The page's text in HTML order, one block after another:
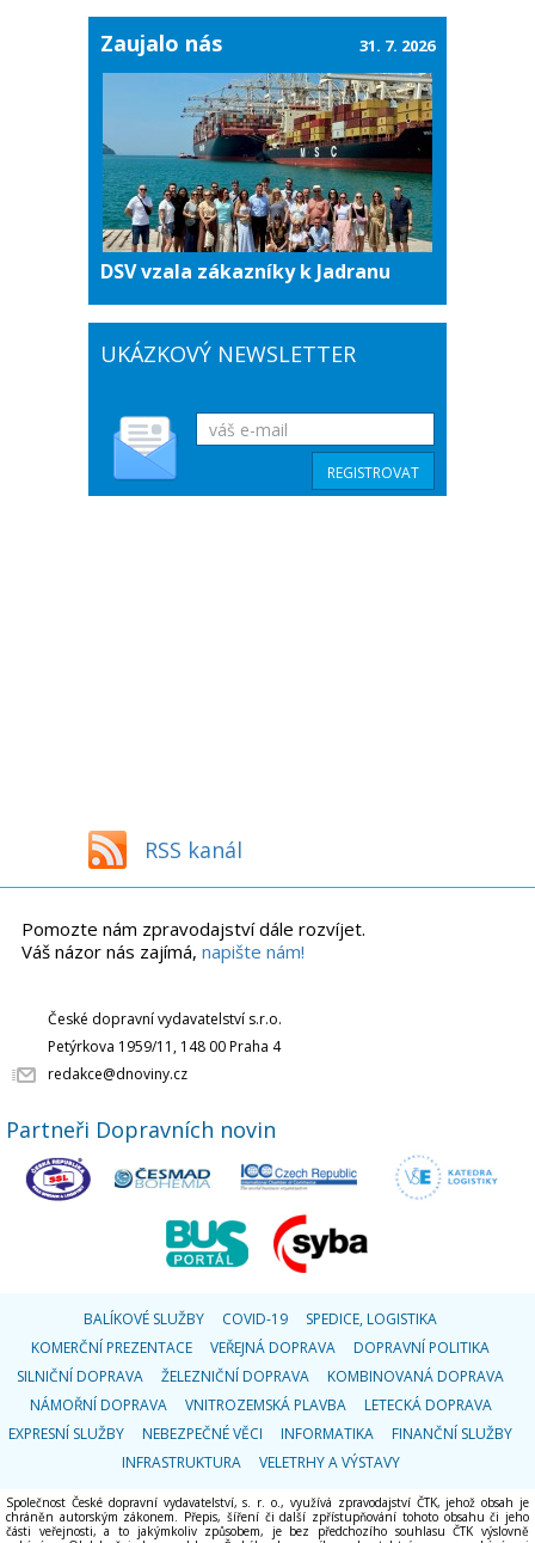
Zaujalo nás
DSV vzala zákazníky k Jadranu
31. 7. 2026
UKÁZKOVÝ NEWSLETTER
RSS kanál
Pomozte nám zpravodajství dále rozvíjet.
Váš názor nás zajímá, napište nám!
České dopravní vydavatelství s.r.o.
Petýrkova 1959/11, 148 00 Praha 4
redakce@dnoviny.cz
Partneři Dopravních novin
BALÍKOVÉ SLUŽBY COVID-19
SPEDICE, LOGISTIKA
KOMERČNÍ PREZENTACE
VEŘEJNÁ DOPRAVA
DOPRAVNÍ POLITIKA
SILNIČNÍ DOPRAVA
ŽELEZNIČNÍ DOPRAVA
KOMBINOVANÁ DOPRAVA
NÁMOŘNÍ DOPRAVA
VNITROZEMSKÁ PLAVBA
LETECKÁ DOPRAVA
EXPRESNÍ SLUŽBY
NEBEZPEČNÉ VĚCI INFORMATIKA
FINANČNÍ SLUŽBY
INFRASTRUKTURA
VELETRHY A VÝSTAVY
Společnost České dopravní vydavatelství, s. r. o., využívá zpravodajství ČTK, jehož obsah je
chráněn autorským zákonem. Přepis, šíření či další zpřístupňování tohoto obsahu či jeho
části veřejnosti, a to jakýmkoliv způsobem, je bez předchozího souhlasu ČTK výslovně